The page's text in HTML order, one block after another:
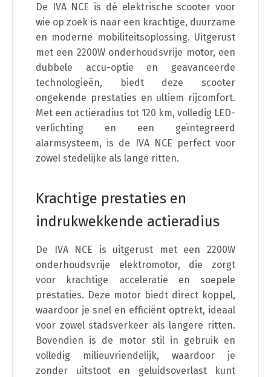
De IVA NCE is dé elektrische scooter voor
wie op zoek is naar een krachtige, duurzame
en moderne mobiliteitsoplossing. Uitgerust
met een 2200W onderhoudsvrije motor, een
dubbele accu-optie en geavanceerde
technologieën, biedt deze scooter
ongekende prestaties en ultiem rijcomfort.
Met een actieradius tot 120 km, volledig LED-
verlichting en een geïntegreerd
alarmsysteem, is de IVA NCE perfect voor
zowel stedelijke als lange ritten.
Krachtige prestaties en
indrukwekkende actieradius
De IVA NCE is uitgerust met een 2200W
onderhoudsvrije elektromotor, die zorgt
voor krachtige acceleratie en soepele
prestaties. Deze motor biedt direct koppel,
waardoor je snel en efficiënt optrekt, ideaal
voor zowel stadsverkeer als langere ritten.
Bovendien is de motor stil in gebruik en
volledig milieuvriendelijk, waardoor je
zonder uitstoot en geluidsoverlast kunt